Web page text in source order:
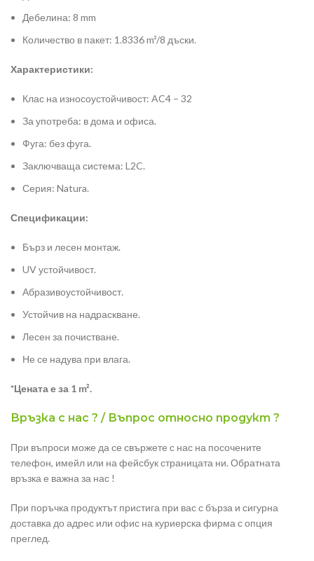
Дебелина: 8 mm
Количество в пакет: 1.8336 m²/8 дъски.
Характеристики:
Клас на износоустойчивост: AC4 – 32
За употреба: в дома и офиса.
Фуга: без фуга.
Заключваща система: L2C.
Серия: Natura.
Спецификации:
Бърз и лесен монтаж.
UV устойчивост.
Абразивоустойчивост.
Устойчив на надраскване.
Лесен за почистване.
Не се надува при влага.
*Цената е за 1 m².
Връзка с нас ? / Въпрос относно продукт ?
При въпроси може да се свържете с нас на посочените
телефон, имейл или на фейсбук страницата ни. Обратната
връзка е важна за нас !
При поръчка продуктът пристига при вас с бърза и сигурна
доставка до адрес или офис на куриерска фирма с опция
преглед.